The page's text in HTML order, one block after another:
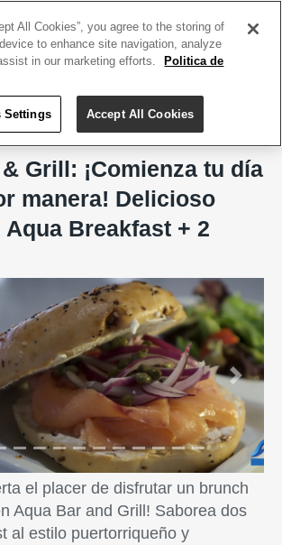
Grill: ¡Comienza tu día
manera! Delicioso
Breakfast + 2
Next
el placer de disfrutar un brunch
Aqua Bar and Grill! Saborea dos
al estilo puertorriqueño y
All Cookies”, you agree to the storing of
to enhance site navigation, analyze
in our marketing efforts.
Politica de
Settings Accept All Cookies